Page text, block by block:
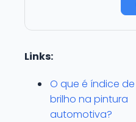
Links:
O que é índice de
brilho na pintura
automotiva?